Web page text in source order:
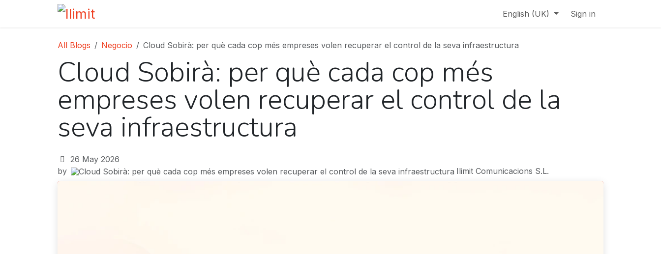
English (UK) Sign in
All Blogs Negocio Cloud Sobirà: per què cada cop més empreses volen recuperar el control de la seva infraestructura
Cloud Sobirà: per què cada cop més
empreses volen recuperar el control de la
seva infraestructura
26 May 2026
by
Ilimit Comunicacions S.L.